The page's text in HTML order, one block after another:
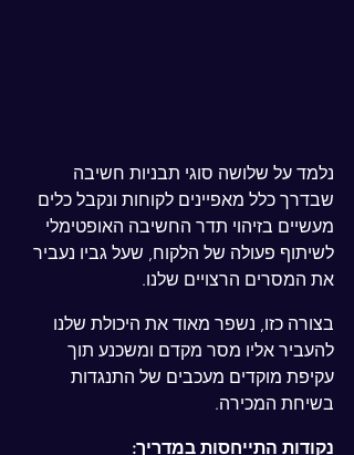
נלמד על שלושה סוגי תבניות חשיבה
שבדרך כלל מאפיינים לקוחות ונקבל כלים
מעשיים בזיהוי תדר החשיבה האופטימלי
לשיתוף פעולה של הלקוח, שעל גביו נעביר
את המסרים הרצויים שלנו.
בצורה כזו, נשפר מאוד את היכולת שלנו
להעביר אליו מסר מקדם ומשכנע תוך
עקיפת מוקדים מעכבים של התנגדות
בשיחת המכירה.
נקודות התייחסות במדריך: